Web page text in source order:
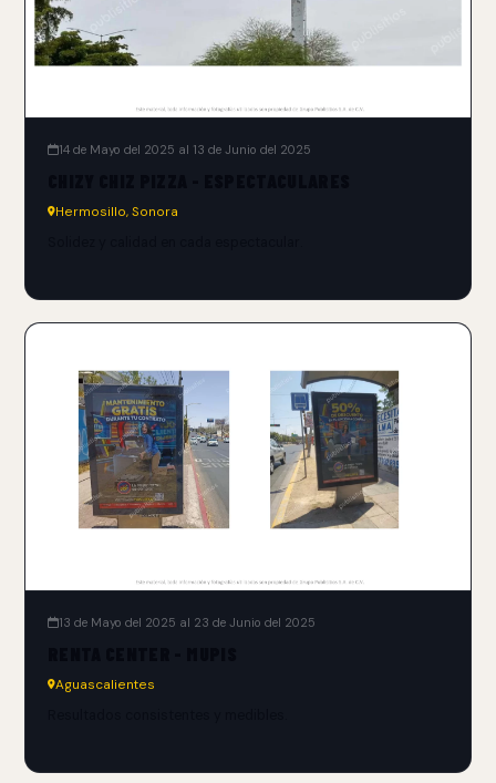
14 de Mayo del 2025 al 13 de Junio del 2025
Hermosillo, Sonora
13 de Mayo del 2025 al 23 de Junio del 2025
Aguascalientes